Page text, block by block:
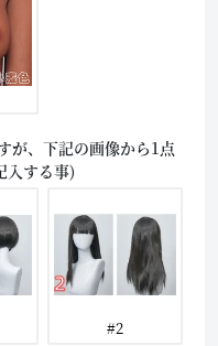
が、下記の画像から1点
入する事)
#2